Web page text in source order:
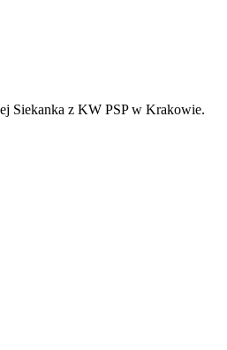
Siekanka z KW PSP w Krakowie.